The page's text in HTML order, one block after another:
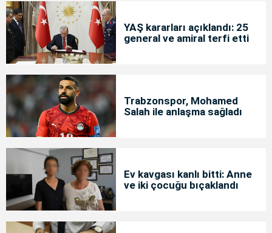
YAŞ kararları açıklandı: 25
general ve amiral terfi etti
Trabzonspor, Mohamed
Salah ile anlaşma sağladı
Ev kavgası kanlı bitti: Anne
ve iki çocuğu bıçaklandı